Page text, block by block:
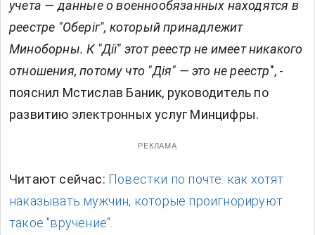
учета — данные о военнообязанных находятся в
реестре "Оберіг", который принадлежит
Миноборны. К "Дії" этот реестр не имеет никакого
отношения, потому что "Дія" — это не реестр", -
пояснил Мстислав Баник, руководитель по
развитию электронных услуг Минцифры.
РЕКЛАМА
Читают сейчас: Повестки по почте: как хотят
наказывать мужчин, которые проигнорируют
такое "вручение".